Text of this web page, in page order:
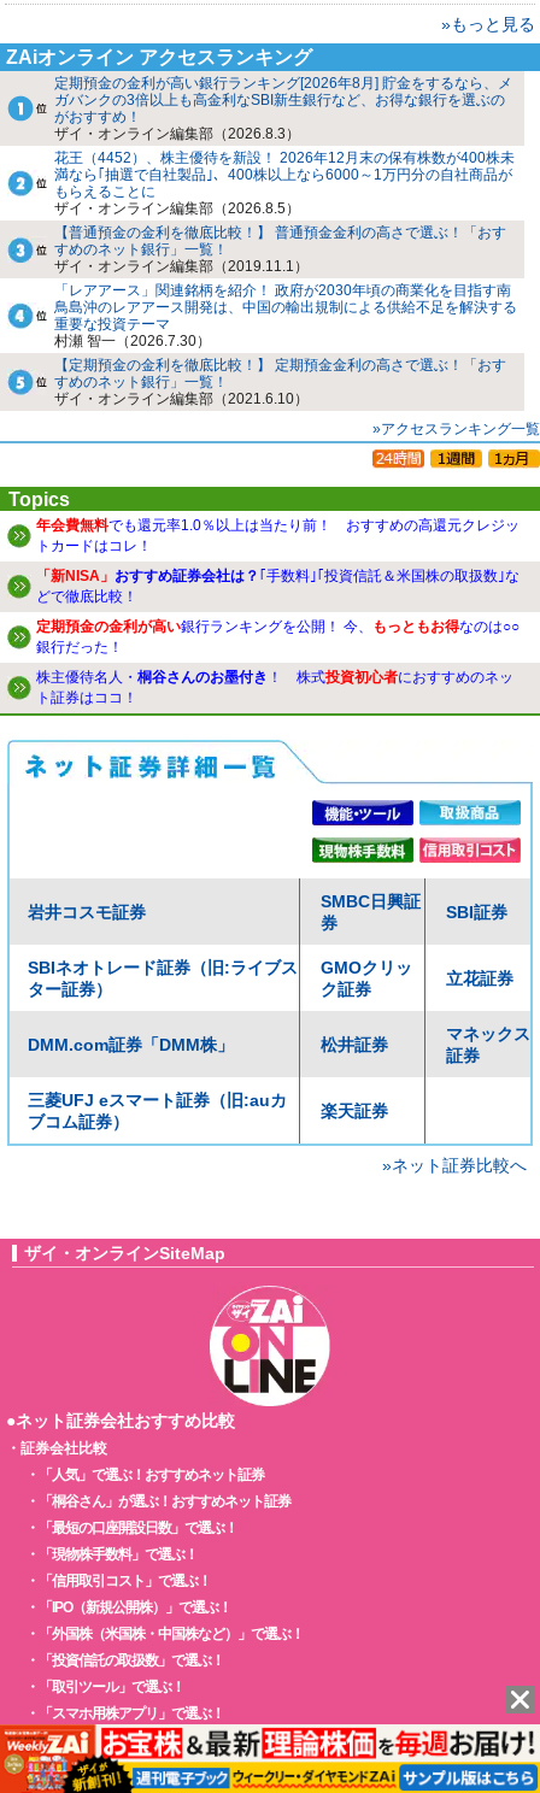
»もっと見る
ZAiオンライン アクセスランキング
定期預金の金利が高い銀行ランキング[2026年8月] 貯金をするなら、メ
ガバンクの3倍以上も高金利なSBI新生銀行など、お得な銀行を選ぶの
がおすすめ！
ザイ・オンライン編集部（2026.8.3）
花王（4452）、株主優待を新設！ 2026年12月末の保有株数が400株未
満なら｢抽選で自社製品｣、400株以上なら6000～1万円分の自社商品が
もらえることに
ザイ・オンライン編集部（2026.8.5）
【普通預金の金利を徹底比較！】 普通預金金利の高さで選ぶ！「おす
すめのネット銀行」一覧！
ザイ・オンライン編集部（2019.11.1）
「レアアース」関連銘柄を紹介！ 政府が2030年頃の商業化を目指す南
鳥島沖のレアアース開発は、中国の輸出規制による供給不足を解決する
重要な投資テーマ
村瀬 智一（2026.7.30）
【定期預金の金利を徹底比較！】 定期預金金利の高さで選ぶ！「おす
すめのネット銀行」一覧！
ザイ・オンライン編集部（2021.6.10）
»アクセスランキング一覧
Topics
年会費無料でも還元率1.0％以上は当たり前！ おすすめの高還元クレジッ
トカードはコレ！
「新NISA」 おすすめ証券会社は？ ｢手数料｣｢投資信託＆米国株の取扱数｣な
どで徹底比較！
定期預金の金利が高い銀行ランキングを公開！ 今、 もっともお得なのは○○
銀行だった！
株主優待名人・ 桐谷さんのお墨付き ！ 株式投資初心者におすすめのネッ
ト証券はココ！
岩井コスモ証券
SMBC日興証
券
SBI証券
SBIネオトレード証券（旧:ライブス
ター証券）
GMOクリッ
ク証券
立花証券
DMM.com証券「DMM株」 松井証券
マネックス
証券
三菱UFJ eスマート証券（旧:auカ
ブコム証券）
楽天証券
»ネット証券比較へ
ザイ・オンラインSiteMap
●ネット証券会社おすすめ比較
・ 証券会社比較
・
「人気」で選ぶ！おすすめネット証券
・
「桐谷さん」が選ぶ！おすすめネット証券
・
「最短の口座開設日数」で選ぶ！
・
「現物株手数料」で選ぶ！
・
「信用取引コスト」で選ぶ！
・
「IPO（新規公開株）」で選ぶ！
・
「外国株（米国株・中国株など）」で選ぶ！
・
「投資信託の取扱数」で選ぶ！
・
「取引ツール」で選ぶ！
・
「スマホ用株アプリ」で選ぶ！
・「株主優待検索機能」で選ぶ！
●株主優待おすすめ情報